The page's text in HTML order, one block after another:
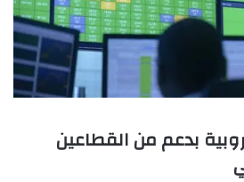
بدعم من القطاعين